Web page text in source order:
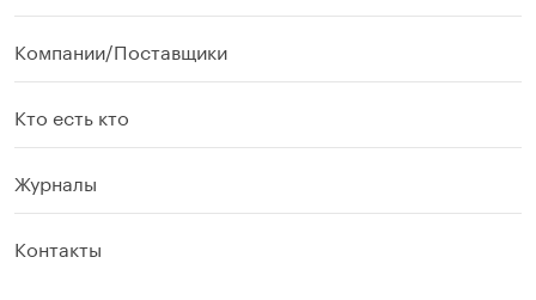
Компании/Поставщики
Кто есть кто
Журналы
Контакты